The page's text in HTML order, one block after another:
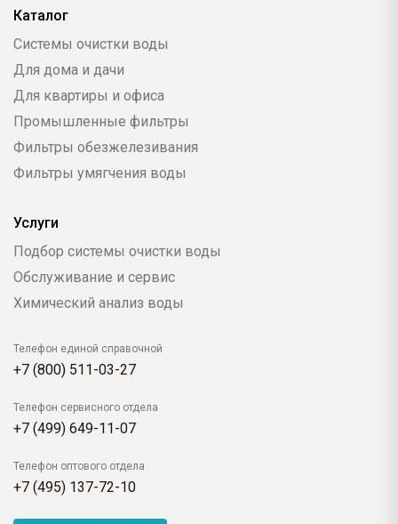
Каталог
Системы очистки воды
Для дома и дачи
Для квартиры и офиса
Промышленные фильтры
Фильтры обезжелезивания
Фильтры умягчения воды
Услуги
Подбор системы очистки воды
Обслуживание и сервис
Химический анализ воды
Телефон единой справочной
+7 (800) 511-03-27
Телефон сервисного отдела
+7 (499) 649-11-07
Телефон оптового отдела
+7 (495) 137-72-10